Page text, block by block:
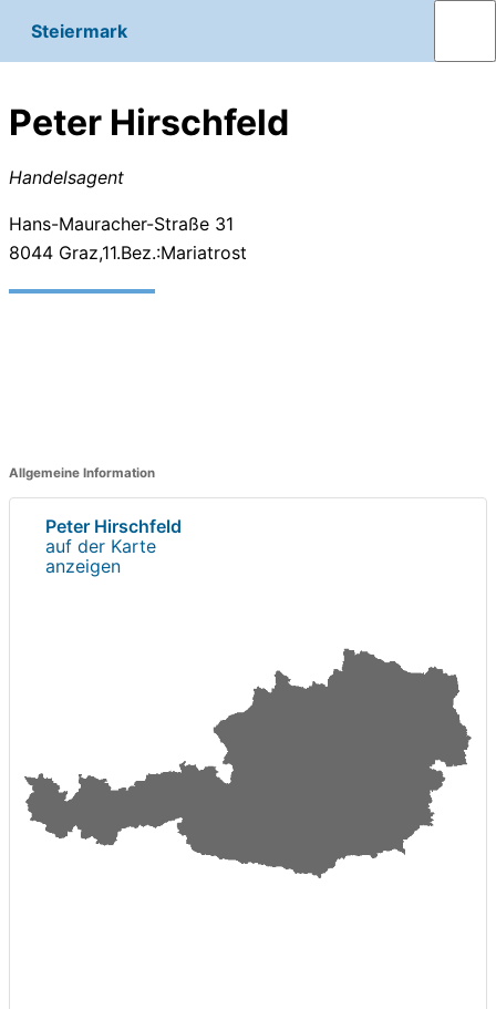
Steiermark
Peter Hirschfeld
Handelsagent
Hans-Mauracher-Straße 31
8044 Graz,11.Bez.:Mariatrost
Allgemeine Information
Peter Hirschfeld
auf der Karte
anzeigen